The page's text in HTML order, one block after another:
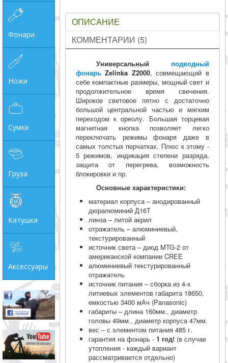
Фонари
Ножи
Сумки
Груза
Катушки
Аксессуары
ОПИСАНИЕ
КОММЕНТАРИИ (5)
Универсальный подводный
фонарьZelinka Z2000, совмещающий в
себе компактные размеры, мощный свет и
продолжительное время свечения.
Широкое световое пятно с достаточно
большой центральной частью и мягким
переходом к ореолу. Большая торцевая
магнитная кнопка позволяет легко
переключать режимы фонаря даже в
самых толстых перчатках. Плюс к этому -
5 режимов, индикация степени разряда,
защита от перегрева, возможность
блокировки и пр.
Основные характеристики:
материал корпуса – анодированный
дюралюминий Д16Т
линза – литой акрил
отражатель – алюминиевый,
текстурированный
источник света – диод MTG-2 от
американской компании CREE
алюминиевый текстурированный
отражатель
источник питания – сборка из 4-х
литиевых элементов габарита 18650,
емкостью 3400 мАч (Panasonic)
габариты – длина 160мм., диаметр
головы 49мм., диаметр корпуса 47мм.
вес – с элементом питания 485 г.
гарантия на фонарь - 1 год!(в случае
утопления - каждый вариант
рассматривается отдельно)